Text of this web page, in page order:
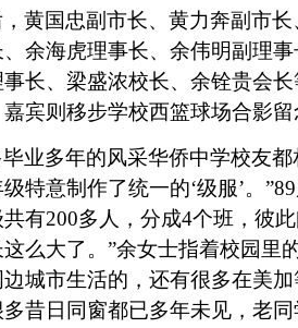
黄国忠副市长、黄力奔副市
余海虎理事长、余伟明副理
长、梁盛浓校长、余铨贵会
宾则移步学校西篮球场合影
业多年的风采华侨中学校友
特意制作了统一的‘级服’。”89
有200多人，分成4个班，彼
么大了。”余女士指着校园里
城市生活的，还有很多在美
昔日同窗都已多年未见，老